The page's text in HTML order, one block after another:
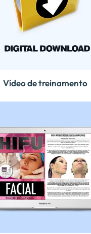
Vídeo de treinamento